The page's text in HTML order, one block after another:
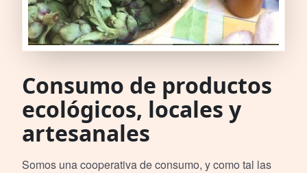
Consumo de productos
ecológicos, locales y
artesanales
Somos una cooperativa de consumo, y como tal las